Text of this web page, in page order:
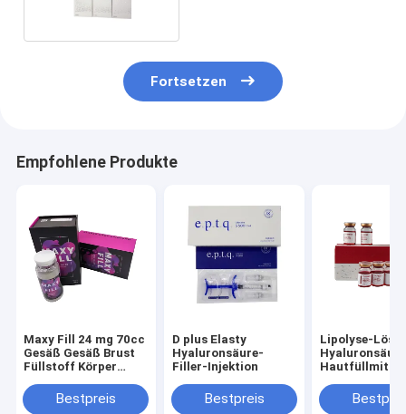
Fortsetzen
Empfohlene Produkte
Maxy Fill 24 mg 70cc
Gesäß Gesäß Brust
Füllstoff Körper
Bestpreis
D plus Elasty
Hyaluronsäure-
Filler-Injektion
Bestpreis
Lipolyse-
Hyaluronsäure
Hautfüllmittel